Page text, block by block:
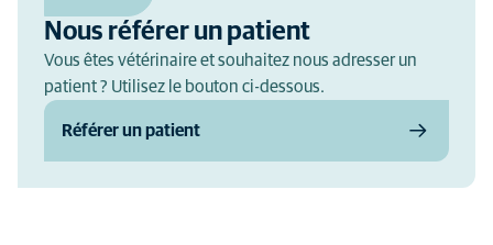
Nous référer un patient
Vous êtes vétérinaire et souhaitez nous adresser un
patient ? Utilisez le bouton ci-dessous.
Référer un patient